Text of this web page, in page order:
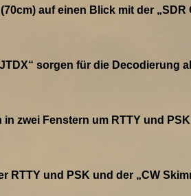
auf einen Blick mit der
sorgen für die Decodierung
in zwei Fenstern um RTTY und
RTTY und PSK und der „CW